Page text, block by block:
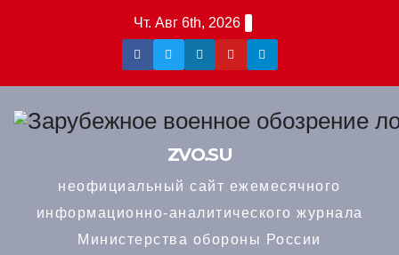
Чт. Авг 6th, 2026
ZVO.SU
неофициальный сайт ежемесячного
информационно-аналитического журнала
Министерства обороны России